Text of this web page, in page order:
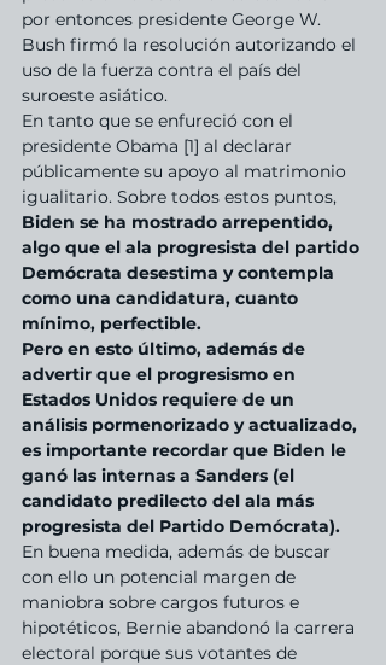
por entonces presidente George W.
Bush firmó la resolución autorizando el
uso de la fuerza contra el país del
suroeste asiático.
En tanto que se enfureció con el
presidente Obama [1] al declarar
públicamente su apoyo al matrimonio
igualitario. Sobre todos estos puntos,
Biden se ha mostrado arrepentido,
algo que el ala progresista del partido
Demócrata desestima y contempla
como una candidatura, cuanto
mínimo, perfectible.
Pero en esto último, además de
advertir que el progresismo en
Estados Unidos requiere de un
análisis pormenorizado y actualizado,
es importante recordar que Biden le
ganó las internas a Sanders (el
candidato predilecto del ala más
progresista del Partido Demócrata).
En buena medida, además de buscar
con ello un potencial margen de
maniobra sobre cargos futuros e
hipotéticos, Bernie abandonó la carrera
electoral porque sus votantes de